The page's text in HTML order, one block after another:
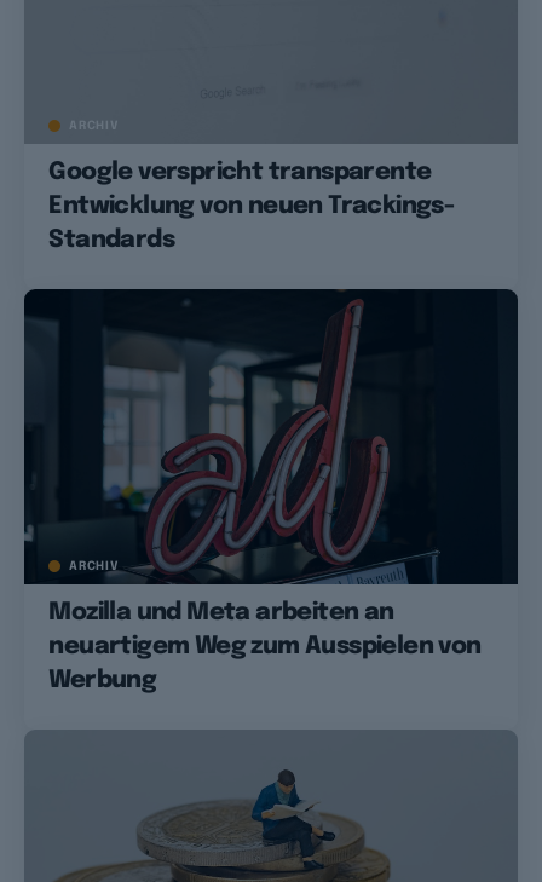
ARCHIV
Google verspricht transparente
Entwicklung von neuen Trackings-
Standards
ARCHIV
Mozilla und Meta arbeiten an
neuartigem Weg zum Ausspielen von
Werbung